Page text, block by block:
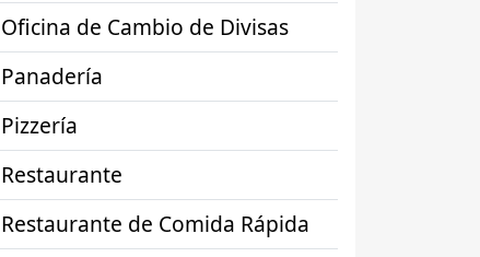
Oficina de Cambio de Divisas
Panadería
Pizzería
Restaurante
Restaurante de Comida Rápida